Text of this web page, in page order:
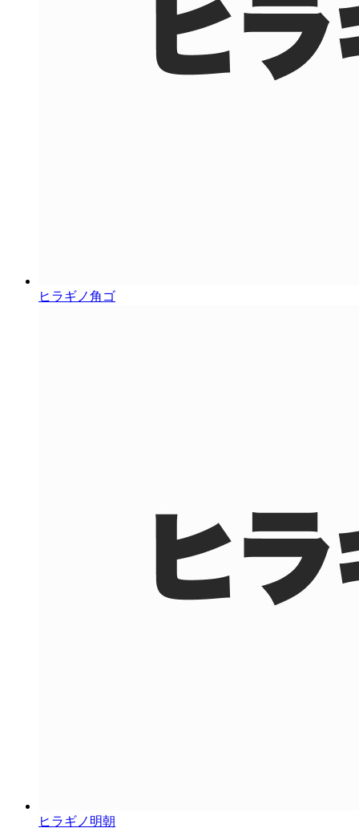
ヒラギノ角ゴ
ヒラギノ明朝